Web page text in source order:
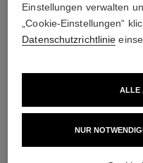
DIE
Einstellungen verwalten
„Cookie-Einstellungen“
Datenschutzrichtlinie
NUR
ALLE